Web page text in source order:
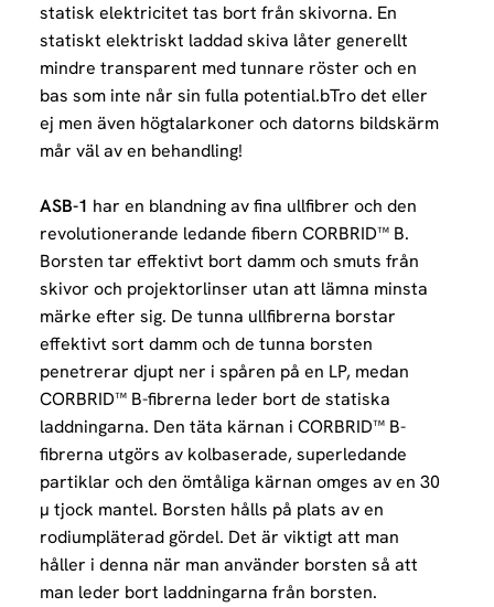
statisk elektricitet tas bort från skivorna. En
statiskt elektriskt laddad skiva låter generellt
mindre transparent med tunnare röster och en
bas som inte når sin fulla potential.bTro det eller
ej men även högtalarkoner och datorns bildskärm
mår väl av en behandling!
ASB-1 har en blandning av fina ullfibrer och den
revolutionerande ledande fibern CORBRID™ B.
Borsten tar effektivt bort damm och smuts från
skivor och projektorlinser utan att lämna minsta
märke efter sig. De tunna ullfibrerna borstar
effektivt sort damm och de tunna borsten
penetrerar djupt ner i spåren på en LP, medan
CORBRID™ B-fibrerna leder bort de statiska
laddningarna. Den täta kärnan i CORBRID™ B-
fibrerna utgörs av kolbaserade, superledande
partiklar och den ömtåliga kärnan omges av en 30
µ tjock mantel. Borsten hålls på plats av en
rodiumpläterad gördel. Det är viktigt att man
håller i denna när man använder borsten så att
man leder bort laddningarna från borsten.